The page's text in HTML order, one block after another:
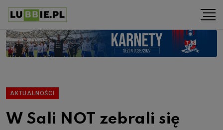
AKTUALNOŚCI
W Sali NOT zebrali się